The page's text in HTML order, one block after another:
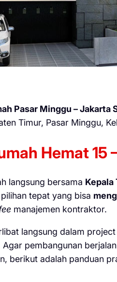
Pasar Minggu – Jakarta
Timur, Pasar Minggu,
Hemat 15
langsung bersama Kepala
tepat yang bisa
manajemen kontraktor.
langsung dalam
Agar pembangunan
berikut adalah panduan